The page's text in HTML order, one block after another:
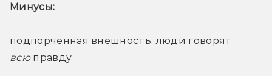
Минусы:
всю правду